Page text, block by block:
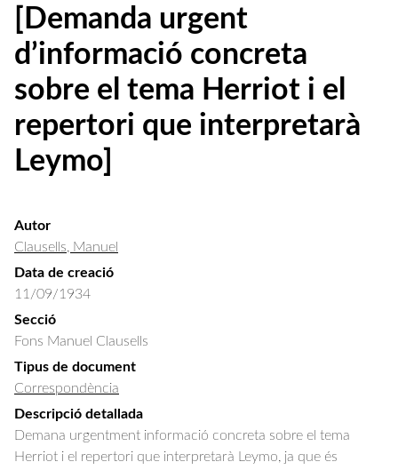
[Demanda urgent
d’informació concreta
sobre el tema Herriot i el
repertori que interpretarà
Leymo]
Autor
Clausells, Manuel
Data de creació
11/09/1934
Secció
Fons Manuel Clausells
Tipus de document
Correspondència
Descripció detallada
Demana urgentment informació concreta sobre el tema
Herriot i el repertori que interpretarà Leymo, ja que és